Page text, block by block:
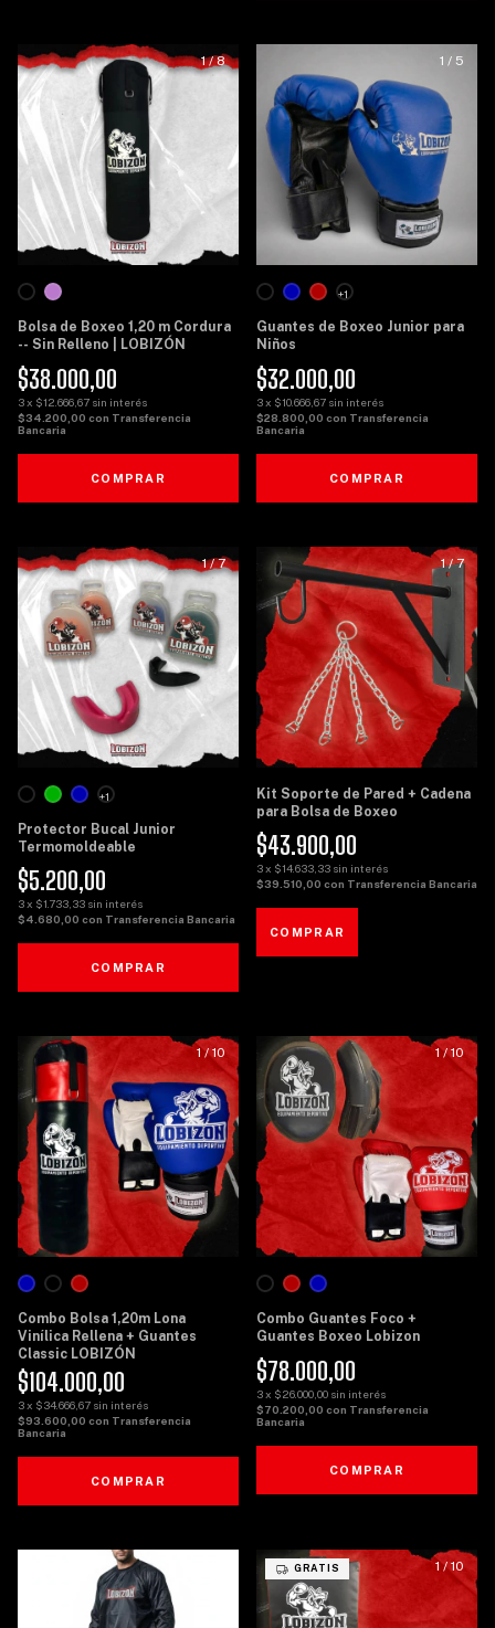
1/8
Bolsa de Boxeo 1,20 m Cordura
-- Sin Relleno | LOBIZÓN
$38.000,00
3x $12.666,67 sin interés
$34.200,00 con Transferencia
Bancaria
COMPRAR
1 / 5
Guantes de Boxeo Junior para
Niños
$32.000,00
3x $10.666,67 sin interés
$28.800,00 con Transferencia
Bancaria
+1
COMPRAR
1/7
Protector Bucal Junior
Termomoldeable
$5.200,00
3x $1.733,33 sin interés
$4.680,00 con Transferencia Bancaria
+1
COMPRAR
1/7
Kit Soporte de Pared + Cadena
para Bolsa de Boxeo
$43.900,00
3x $14.633,33 sin interés
$39.510,00 con Transferencia Bancaria
1/10
Combo Bolsa 1,20m Lona
Vinílica Rellena + Guantes
Classic LOBIZÓN
$104.000,00
3x $34.666,67 sin interés
$93.600,00 con Transferencia
Bancaria
COMPRAR
1/10
Combo Guantes Foco +
Guantes Boxeo Lobizon
$78.000,00
3x $26.000,00 sin interés
$70.200,00 con Transferencia
Bancaria
COMPRAR
1/10
GRATIS